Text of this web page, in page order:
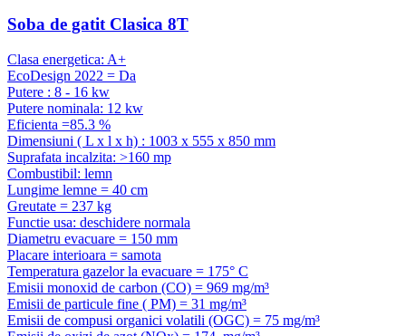
Soba de gatit Clasica 8T
Clasa energetica: A+
EcoDesign 2022 = Da
Putere : 8 - 16 kw
Putere nominala: 12 kw
Eficienta =85.3 %
Dimensiuni ( L x l x h) : 1003 x 555 x 850 mm
Suprafata incalzita: >160 mp
Combustibil: lemn
Lungime lemne = 40 cm
Greutate = 237 kg
Functie usa: deschidere normala
Diametru evacuare = 150 mm
Placare interioara = samota
Temperatura gazelor la evacuare = 175° C
Emisii monoxid de carbon (CO) = 969 mg/m³
Emisii de particule fine ( PM) = 31 mg/m³
Emisii de compusi organici volatili (OGC) = 75 mg/m³